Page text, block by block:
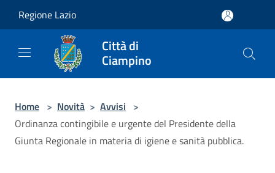
Regione Lazio
Città di
Ciampino
Home > Novità > Avvisi >
Ordinanza contingibile e urgente del Presidente della
Giunta Regionale in materia di igiene e sanità pubblica.